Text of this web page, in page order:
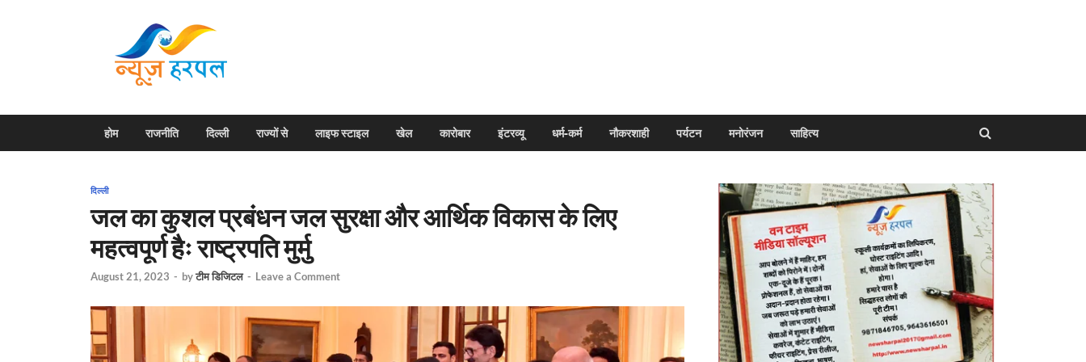
होम राजनीति दिल्ली राज्यों से लाइफ स्टाइल खेल कारोबार इंटरव्यू धर्म-कर्म नौकरशाही पर्यटन मनोरंजन साहित्य
दिल्ली
जल का कुशल प्रबंधन जल सुरक्षा और आर्थिक विकास के लिए
महत्वपूर्ण हैः राष्ट्रपति मुर्मु
August 21, 2023 - byटीम डिजिटल - Leave a Comment